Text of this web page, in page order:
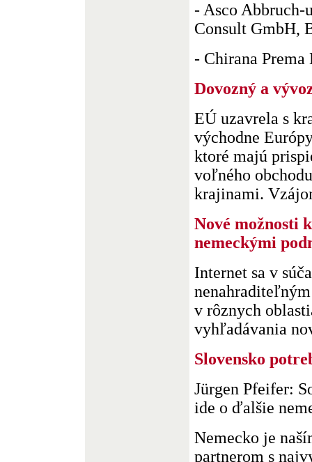
- Asco Abbruch-
Consult GmbH,
- Chirana Prema
Dovozný a
EÚ uzavrela s
východne
ktoré majú
voľného
krajinami.
Nové možnosti
nemeckými
Internet sa v
v rôznych
vyhľadávania
Slovensko
Jürgen Pfeifer:
ide o ďalšie
Nemecko je
partnerom s